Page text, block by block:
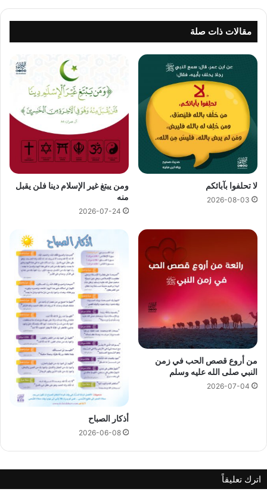
مقالات ذات صلة
لا تحلفوا بآبائكم
2026-08-03
ومن يبتغ غير الإسلام دينا فلن يقبل
منه
2026-07-24
من أروع قصص الحب في زمن
النبي صلى الله عليه وسلم
2026-07-04
أذكار الصباح
2026-06-08
اترك تعليقاً